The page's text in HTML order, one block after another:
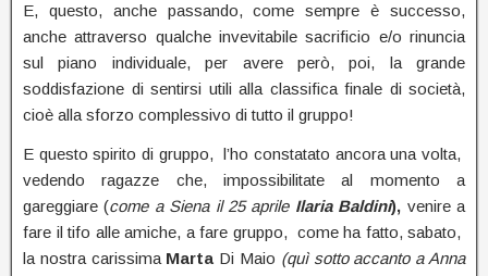
E, questo, anche passando, come sempre è successo,
anche attraverso qualche invevitabile sacrificio e/o rinuncia
sul piano individuale, per avere però, poi, la grande
soddisfazione di sentirsi utili alla classifica finale di società,
cioè alla sforzo complessivo di tutto il gruppo!
E questo spirito di gruppo, l’ho constatato ancora una volta,
vedendo ragazze che, impossibilitate al momento a
gareggiare (come a Siena il 25 aprile Ilaria Baldini), venire a
fare il tifo alle amiche, a fare gruppo, come ha fatto, sabato,
la nostra carissimaMarta Di Maio (quì sotto accanto a Anna